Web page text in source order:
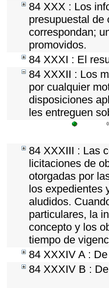
84 XXX : Los
presupuestal de
correspondan;
promovidos.
84 XXXI : El
84 XXXII : Los
por cualquier
disposiciones
les entreguen
84 XXXIII : Las
licitaciones de
otorgadas por
los expedientes
aludidos.
particulares, la
concepto y los
tiempo de
84 XXXIV A :
84 XXXIV B :